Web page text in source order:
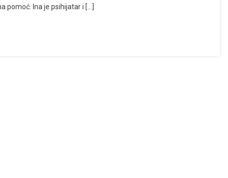
pomoć. Ina je psihijatar i […]